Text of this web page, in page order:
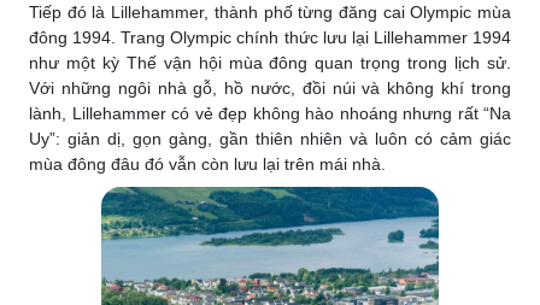
Tiếp đó là Lillehammer, thành phố từng đăng cai Olympic mùa
đông 1994. Trang Olympic chính thức lưu lại Lillehammer 1994
như một kỳ Thế vận hội mùa đông quan trọng trong lịch sử.
Với những ngôi nhà gỗ, hồ nước, đồi núi và không khí trong
lành, Lillehammer có vẻ đẹp không hào nhoáng nhưng rất “Na
Uy”: giản dị, gọn gàng, gần thiên nhiên và luôn có cảm giác
mùa đông đâu đó vẫn còn lưu lại trên mái nhà.